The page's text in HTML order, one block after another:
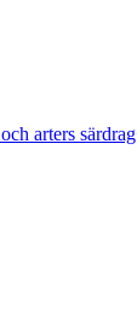
arters